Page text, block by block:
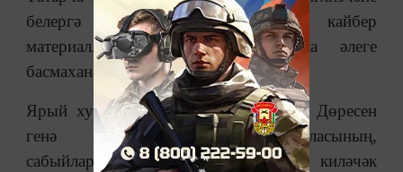
белергә тиеш дигән максаттан кайбер
материалларны тәрҗемә дә кыла әлеге
басмаханә.
Ярый хуш, фикерем ул хакта түгел. Дөресен
генә әйткәндә, татар баласының,
сабыйларыбызның бүгенге тәрбиясе, киләчәк